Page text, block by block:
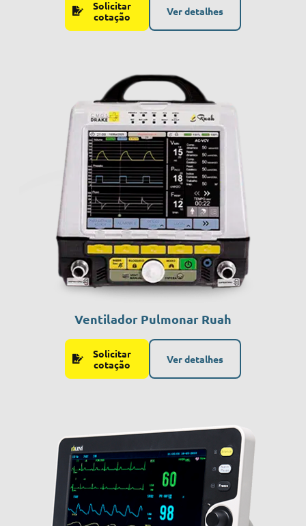
Solicitar
cotação
Ver detalhes
Ventilador Pulmonar Ruah
Solicitar
cotação
Ver detalhes